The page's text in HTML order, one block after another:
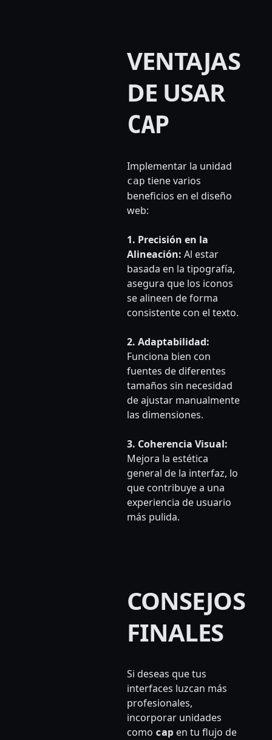
VENTAJAS
DE USAR
CAP
Implementar la unidad
cap tiene varios
beneficios en el diseño
web:
1. Precisión en la
Alineación: Al estar
basada en la tipografía,
asegura que los iconos
se alineen de forma
consistente con el texto.
2. Adaptabilidad:
Funciona bien con
fuentes de diferentes
tamaños sin necesidad
de ajustar manualmente
las dimensiones.
3. Coherencia Visual:
Mejora la estética
general de la interfaz, lo
que contribuye a una
experiencia de usuario
más pulida.
CONSEJOS
FINALES
Si deseas que tus
interfaces luzcan más
profesionales,
incorporar unidades
como cap en tu flujo de